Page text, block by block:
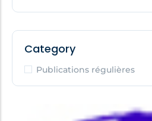
Category
Publications régulières